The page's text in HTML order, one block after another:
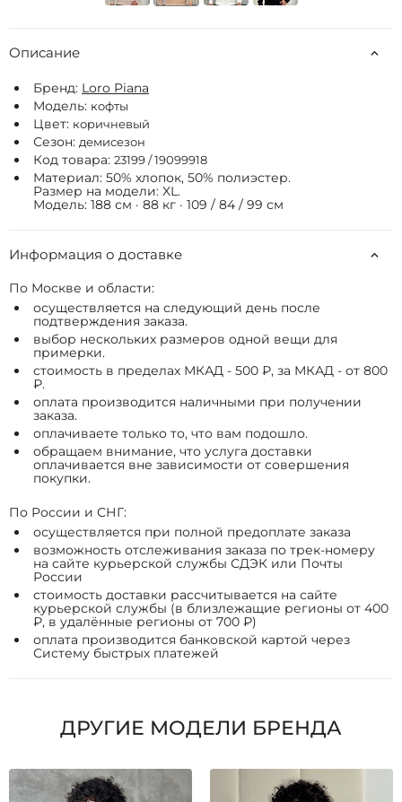
Описание
Бренд: Loro Piana
Модель: кофты
Цвет: коричневый
Сезон: демисезон
Код товара: 23199 / 19099918
Материал: 50% хлопок, 50% полиэстер.
Размер на модели: XL.
Модель: 188 см · 88 кг · 109 / 84 / 99 см
Информация о доставке
По Москве и области:
осуществляется на следующий день после
подтверждения заказа.
выбор нескольких размеров одной вещи для
примерки.
стоимость в пределах МКАД - 500 ₽, за МКАД - от 800
₽.
оплата производится наличными при получении
заказа.
оплачиваете только то, что вам подошло.
обращаем внимание, что услуга доставки
оплачивается вне зависимости от совершения
покупки.
По России и СНГ:
осуществляется при полной предоплате заказа
возможность отслеживания заказа по трек-номеру
на сайте курьерской службы СДЭК или Почты
России
стоимость доставки рассчитывается на сайте
курьерской службы (в близлежащие регионы от 400
₽, в удалённые регионы от 700 ₽)
оплата производится банковской картой через
Систему быстрых платежей
ДРУГИЕ МОДЕЛИ БРЕНДА